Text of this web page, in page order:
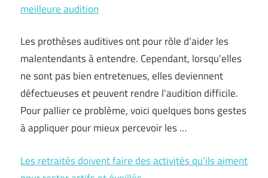
meilleure audition
Les prothèses auditives ont pour rôle d’aider les
malentendants à entendre. Cependant, lorsqu’elles
ne sont pas bien entretenues, elles deviennent
défectueuses et peuvent rendre l’audition difficile.
Pour pallier ce problème, voici quelques bons gestes
à appliquer pour mieux percevoir les …
Les retraités doivent faire des activités qu’ils aiment